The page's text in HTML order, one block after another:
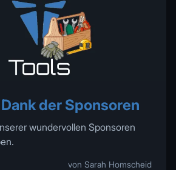
der Sponsoren
wundervollen Sponsoren
von Sarah Homscheid